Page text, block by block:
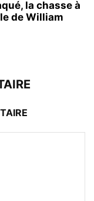
la chasse à
de William